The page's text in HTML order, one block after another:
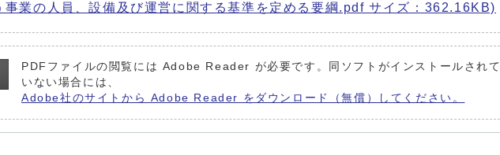
事業の人員、設備及び運営に関する基準を定める要綱.pdf サイズ：362.16KB)
PDFファイルの閲覧には Adobe Reader が必要です。同ソフトがインストールされて
いない場合には、
Adobe社のサイトから Adobe Reader をダウンロード（無償）してください。